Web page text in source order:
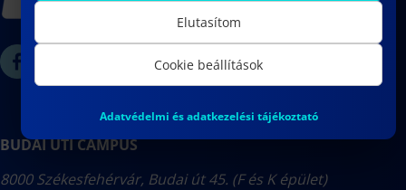
BUDAI ÚTI CAMPUS
8000 Székesfehérvár, Budai út 45. (F és K épület)
Elutasítom
Cookie beállítások
Adatvédelmi és adatkezelési tájékoztató